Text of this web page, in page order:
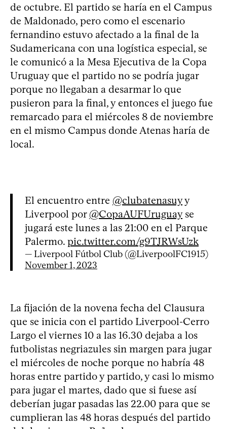
de octubre. El partido se haría en el Campus
de Maldonado, pero como el escenario
fernandino estuvo afectado a la final de la
Sudamericana con una logística especial, se
le comunicó a la Mesa Ejecutiva de la Copa
Uruguay que el partido no se podría jugar
porque no llegaban a desarmar lo que
pusieron para la final, y entonces el juego fue
remarcado para el miércoles 8 de noviembre
en el mismo Campus donde Atenas haría de
local.
El encuentro entre @clubatenasuyy
Liverpool por@CopaAUFUruguayse
jugará este lunes a las 21:00 en el Parque
Palermo. pic.twitter.com/g9TJRWsUzk
— Liverpool Fútbol Club (@LiverpoolFC1915)
November 1, 2023
La fijación de la novena fecha del Clausura
que se inicia con el partido Liverpool-Cerro
Largo el viernes 10 a las 16.30 dejaba a los
futbolistas negriazules sin margen para jugar
el miércoles de noche porque no habría 48
horas entre partido y partido, y casi lo mismo
para jugar el martes, dado que si fuese así
deberían jugar pasadas las 22.00 para que se
cumplieran las 48 horas después del partido